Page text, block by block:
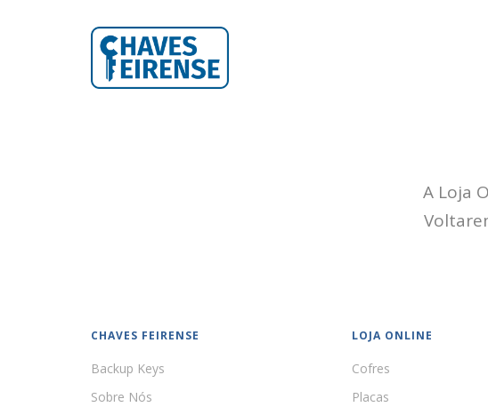
A Loja
CHAVES FEIRENSE
Backup Keys
Sobre Nós
LOJA ONLINE
Cofres
Placas